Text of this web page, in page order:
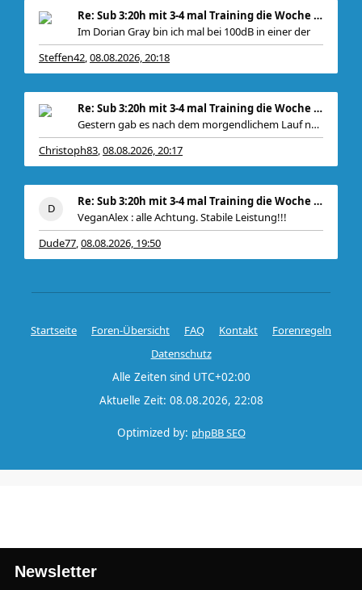
Re: Sub 3:20h mit 3-4 mal Training die Woche machb
Im Dorian Gray bin ich mal bei 100dB in einer der
Steffen42,08.08.2026, 20:18
Re: Sub 3:20h mit 3-4 mal Training die Woche machb
Gestern gab es nach dem morgendlichem Lauf noch
Christoph83,08.08.2026, 20:17
Re: Sub 3:20h mit 3-4 mal Training die Woche machb
VeganAlex : alle Achtung. Stabile Leistung!!!
Dude77,08.08.2026, 19:50
Startseite Foren-Übersicht FAQ Kontakt
Forenregeln
Datenschutz
Alle Zeiten sind UTC+02:00
Aktuelle Zeit: 08.08.2026, 22:08
Optimized by: phpBB SEO
Newsletter